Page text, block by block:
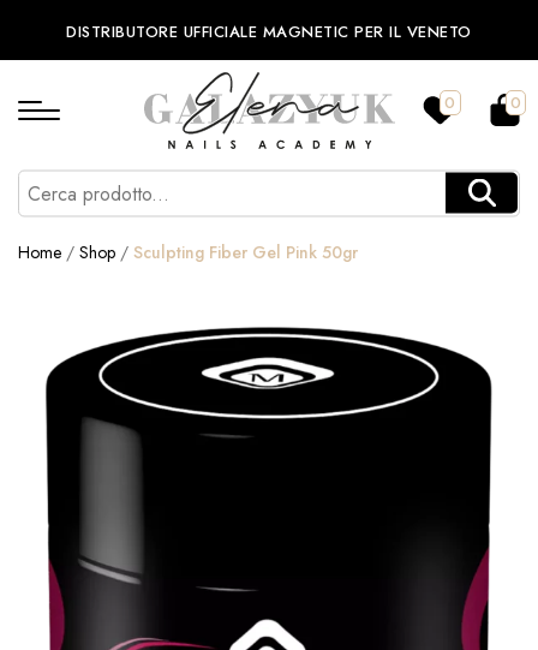
DISTRIBUTORE UFFICIALE MAGNETIC PER IL VENETO
0 0
Home / Shop / Sculpting Fiber Gel Pink 50gr